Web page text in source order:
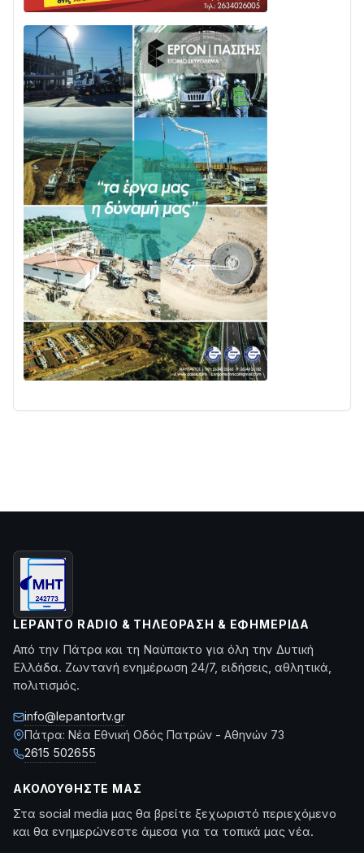
LEPANTO RADIO & ΤΗΛΕΌΡΑΣΗ & ΕΦΗΜΕΡΊΔΑ
Από την Πάτρα και τη Ναύπακτο για όλη την Δυτική
Ελλάδα. Ζωντανή ενημέρωση 24/7, ειδήσεις, αθλητικά,
πολιτισμός.
info@lepantortv.gr
Πάτρα: Νέα Εθνική Οδός Πατρών - Αθηνών 73
2615 502655
ΑΚΟΛΟΥΘΉΣΤΕ ΜΑΣ
Στα social media μας θα βρείτε ξεχωριστό περιεχόμενο
και θα ενημερώνεστε άμεσα για τα τοπικά μας νέα.